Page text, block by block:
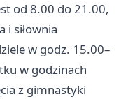
od 8.00 do 21.00,
i siłownia
w godz. 15.00–
w godzinach
z gimnastyki